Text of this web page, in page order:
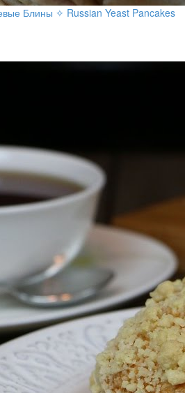
Блины ✧ Russian Yeast Pancakes